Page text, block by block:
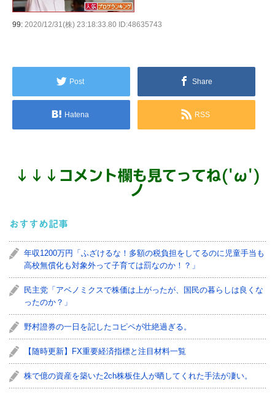
99: 2020/12/31(株) 23:18:33.80 ID:48635743
Post Share
Hatena RSS
↓ ↓ ↓ コメント欄も見てってね('ω')
ノ
おすすめ記事
年収1200万円「ふざけるな！多額の税負担をしてるのに児童手当も
高校無償化も対象外って子育ては罰なのか！？」
民主党「アベノミクスで株価は上がったが、国民の暮らしは良くな
ったのか？」
野村證券の一日を記したコピペが壮絶過ぎる。
【随時更新】FX重要経済指標と注目材料一覧
株で億の資産を築いた2ch株板住人が晒してくれた手法が凄い。